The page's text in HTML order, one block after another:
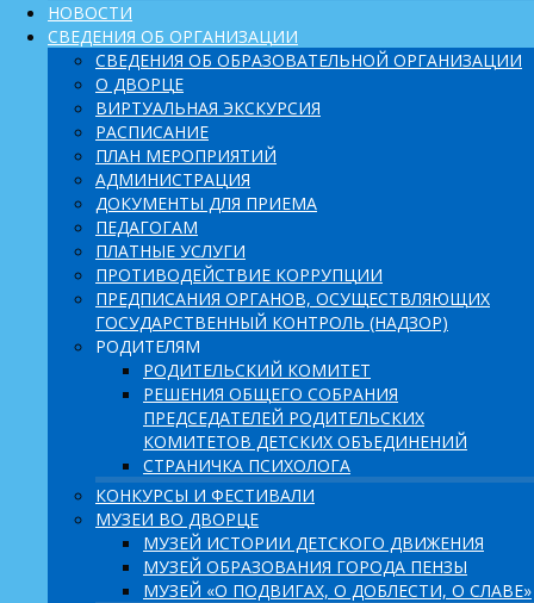
НОВОСТИ
СВЕДЕНИЯ ОБ ОРГАНИЗАЦИИ
СВЕДЕНИЯ ОБ ОБРАЗОВАТЕЛЬНОЙ ОРГАНИЗАЦИИ
О ДВОРЦЕ
ВИРТУАЛЬНАЯ ЭКСКУРСИЯ
РАСПИСАНИЕ
ПЛАН МЕРОПРИЯТИЙ
АДМИНИСТРАЦИЯ
ДОКУМЕНТЫ ДЛЯ ПРИЕМА
ПЕДАГОГАМ
ПЛАТНЫЕ УСЛУГИ
ПРОТИВОДЕЙСТВИЕ КОРРУПЦИИ
ПРЕДПИСАНИЯ ОРГАНОВ, ОСУЩЕСТВЛЯЮЩИХ
ГОСУДАРСТВЕННЫЙ КОНТРОЛЬ (НАДЗОР)
РОДИТЕЛЯМ
РОДИТЕЛЬСКИЙ КОМИТЕТ
РЕШЕНИЯ ОБЩЕГО СОБРАНИЯ
ПРЕДСЕДАТЕЛЕЙ РОДИТЕЛЬСКИХ
КОМИТЕТОВ ДЕТСКИХ ОБЪЕДИНЕНИЙ
СТРАНИЧКА ПСИХОЛОГА
КОНКУРСЫ И ФЕСТИВАЛИ
МУЗЕИ ВО ДВОРЦЕ
МУЗЕЙ ИСТОРИИ ДЕТСКОГО ДВИЖЕНИЯ
МУЗЕЙ ОБРАЗОВАНИЯ ГОРОДА ПЕНЗЫ
МУЗЕЙ «О ПОДВИГАХ, О ДОБЛЕСТИ, О СЛАВЕ»